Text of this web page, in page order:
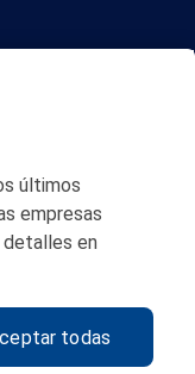
últimos
empresas
detalles en
todas